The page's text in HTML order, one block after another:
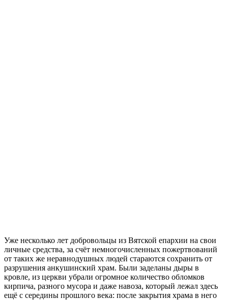
Уже несколько лет добровольцы из Вятской епархии на свои
личные средства, за счёт немногочисленных пожертвований
от таких же неравнодушных людей стараются сохранить от
разрушения анкушинский храм. Были заделаны дыры в
кровле, из церкви убрали огромное количество обломков
кирпича, разного мусора и даже навоза, который лежал здесь
ещё с середины прошлого века: после закрытия храма в него